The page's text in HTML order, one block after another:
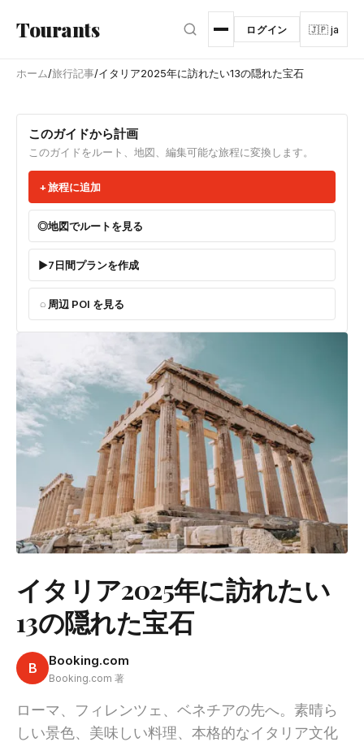
Tourants ログイン 🇯🇵 ja
ホーム/旅行記事/イタリア2025年に訪れたい13の隠れた宝石
このガイドから計画
このガイドをルート、地図、編集可能な旅程に変換します。
旅程に追加
地図でルートを見る
7日間プランを作成
周辺 POI を見る
イタリア2025年に訪れたい
13の隠れた宝石
B Booking.com
Booking.com 著
ローマ、フィレンツェ、ベネチアの先へ。素晴ら
しい景色、美味しい料理、本格的なイタリア文化